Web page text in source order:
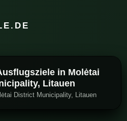
in Molėtai
Litauen
District Municipality, Litauen